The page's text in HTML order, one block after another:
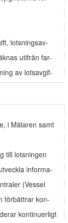
lotsningsav-
utifrån far-
av lotsavgif-
i Mälaren samt
till lotsningen
informa-
(Vessel
förbättrar kon-
kontinuerligt